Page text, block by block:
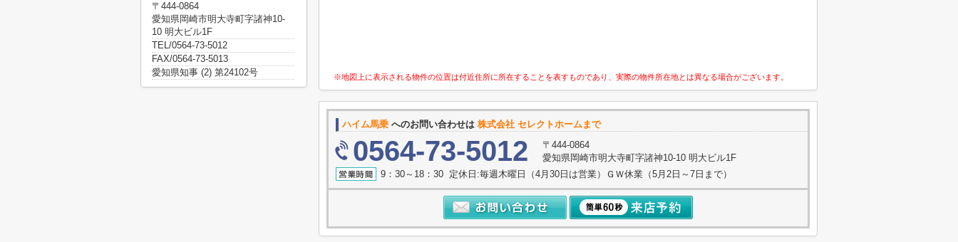
※地図上に表示される物件の位置は付近住所に所在することを表すものであり、実際の物件所在地とは異なる場合がございます。
ハイム馬乗 へのお問い合わせは 株式会社 セレクトホームまで
0564-73-5012
〒444-0864
愛知県岡崎市明大寺町字諸神10-10 明大ビル1F
9：30～18：30 定休日:毎週木曜日（4月30日は営業）ＧＷ休業（5月2日～7日まで）
〒444-0864
愛知県岡崎市明大寺町字諸神10-
10 明大ビル1F
TEL/0564-73-5012
FAX/0564-73-5013
愛知県知事 (2) 第24102号